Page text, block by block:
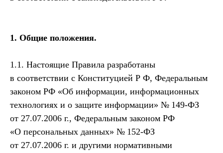
1. Общие положения.
1.1. Настоящие Правила разработаны
в соответствии с Конституцией Р Ф, Федеральным
законом РФ «Об информации, информационных
технологиях и о защите информации» № 149-ФЗ
от 27.07.2006 г., Федеральным законом РФ
«О персональных данных» № 152-ФЗ
от 27.07.2006 г. и другими нормативными